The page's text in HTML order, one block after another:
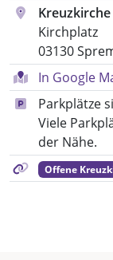
Kirchplatz
03130
In Google
Parkplätze
Viele
der Nähe.
Offene